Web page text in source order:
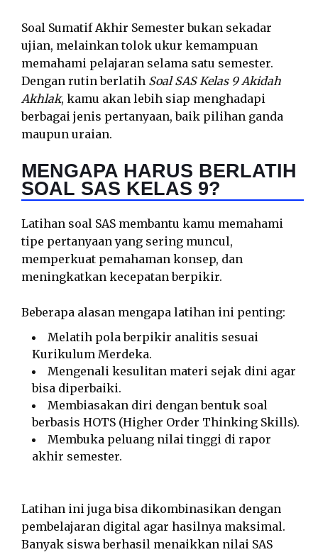
Soal Sumatif Akhir Semester bukan sekadar
ujian, melainkan tolok ukur kemampuan
memahami pelajaran selama satu semester.
Dengan rutin berlatih Soal SAS Kelas 9 Akidah
Akhlak, kamu akan lebih siap menghadapi
berbagai jenis pertanyaan, baik pilihan ganda
maupun uraian.
MENGAPA HARUS BERLATIH
SOAL SAS KELAS 9?
Latihan soal SAS membantu kamu memahami
tipe pertanyaan yang sering muncul,
memperkuat pemahaman konsep, dan
meningkatkan kecepatan berpikir.
Beberapa alasan mengapa latihan ini penting:
Melatih pola berpikir analitis sesuai
Kurikulum Merdeka.
Mengenali kesulitan materi sejak dini agar
bisa diperbaiki.
Membiasakan diri dengan bentuk soal
berbasis HOTS (Higher Order Thinking Skills).
Membuka peluang nilai tinggi di rapor
akhir semester.
Latihan ini juga bisa dikombinasikan dengan
pembelajaran digital agar hasilnya maksimal.
Banyak siswa berhasil menaikkan nilai SAS